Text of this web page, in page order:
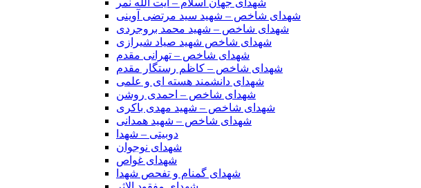
شهدای جهان اسلام – آیت الله نمر
شهدای شاخص – شهید سید مرتضی آوینی
شهدای شاخص – شهید محمد بروجردی
شهدای شاخص شهید صیاد شیرازی
شهدای شاخص – تهرانی مقدم
شهدای شاخص – کاظم رستگار مقدم
شهدای دانشمند هسته ای و علمی
شهدای شاخص – احمدی روشن
شهدای شاخص – شهید مهدی باکری
شهدای شاخص – شهید همدانی
دوبیتی – شهدا
شهدای نوجوان
شهدای غواص
شهدای گمنام و تفحص شهدا